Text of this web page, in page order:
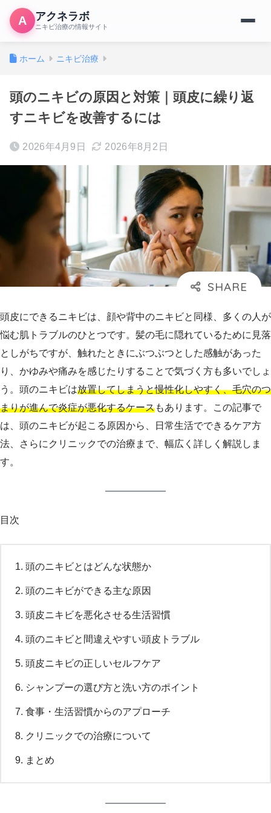
A アクネラボ
ニキビ治療の情報サイト
ホーム ニキビ治療
頭のニキビの原因と対策｜頭皮に繰り返
すニキビを改善するには
2026年4月9日 2026年8月2日
頭皮にできるニキビは、顔や背中のニキビと同様、多くの人が
悩む肌トラブルのひとつです。髪の毛に隠れているために見落
としがちですが、触れたときにぶつぶつとした感触があった
り、かゆみや痛みを感じたりすることで気づく方も多いでしょ
う。頭のニキビは放置してしまうと慢性化しやすく、毛穴のつ
まりが進んで炎症が悪化するケースもあります。この記事で
は、頭のニキビが起こる原因から、日常生活でできるケア方
法、さらにクリニックでの治療まで、幅広く詳しく解説しま
す。
目次
頭のニキビとはどんな状態か
頭のニキビができる主な原因
頭皮ニキビを悪化させる生活習慣
頭のニキビと間違えやすい頭皮トラブル
頭皮ニキビの正しいセルフケア
シャンプーの選び方と洗い方のポイント
食事・生活習慣からのアプローチ
クリニックでの治療について
まとめ